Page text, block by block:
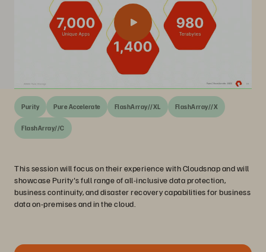
Purity Pure Accelerate FlashArray//XL FlashArray//X
FlashArray//C
This session will focus on their experience with Cloudsnap and will
showcase Purity's full range of all-inclusive data protection,
business continuity, and disaster recovery capabilities for business
data on-premises and in the cloud.